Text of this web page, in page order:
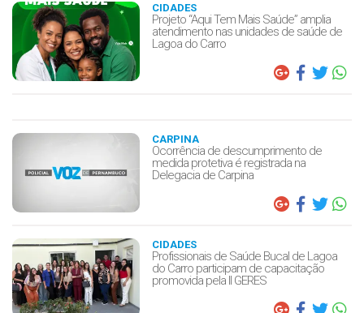
CIDADES
Projeto “Aqui Tem Mais Saúde” amplia
atendimento nas unidades de saúde de
Lagoa do Carro
CARPINA
Ocorrência de descumprimento de
medida protetiva é registrada na
Delegacia de Carpina
CIDADES
Profissionais de Saúde Bucal de Lagoa
do Carro participam de capacitação
promovida pela II GERES